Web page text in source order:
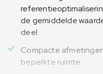
de gemiddelde
deel
Compacte
beperkte ruimte